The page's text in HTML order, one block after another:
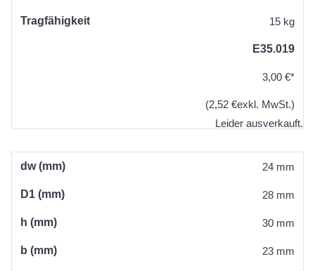
Tragfähigkeit 15 kg
E35.019
3,00 €*
(2,52 €exkl. MwSt.)
Leider ausverkauft.
dw (mm) 24 mm
D1 (mm) 28 mm
h (mm) 30 mm
b (mm) 23 mm